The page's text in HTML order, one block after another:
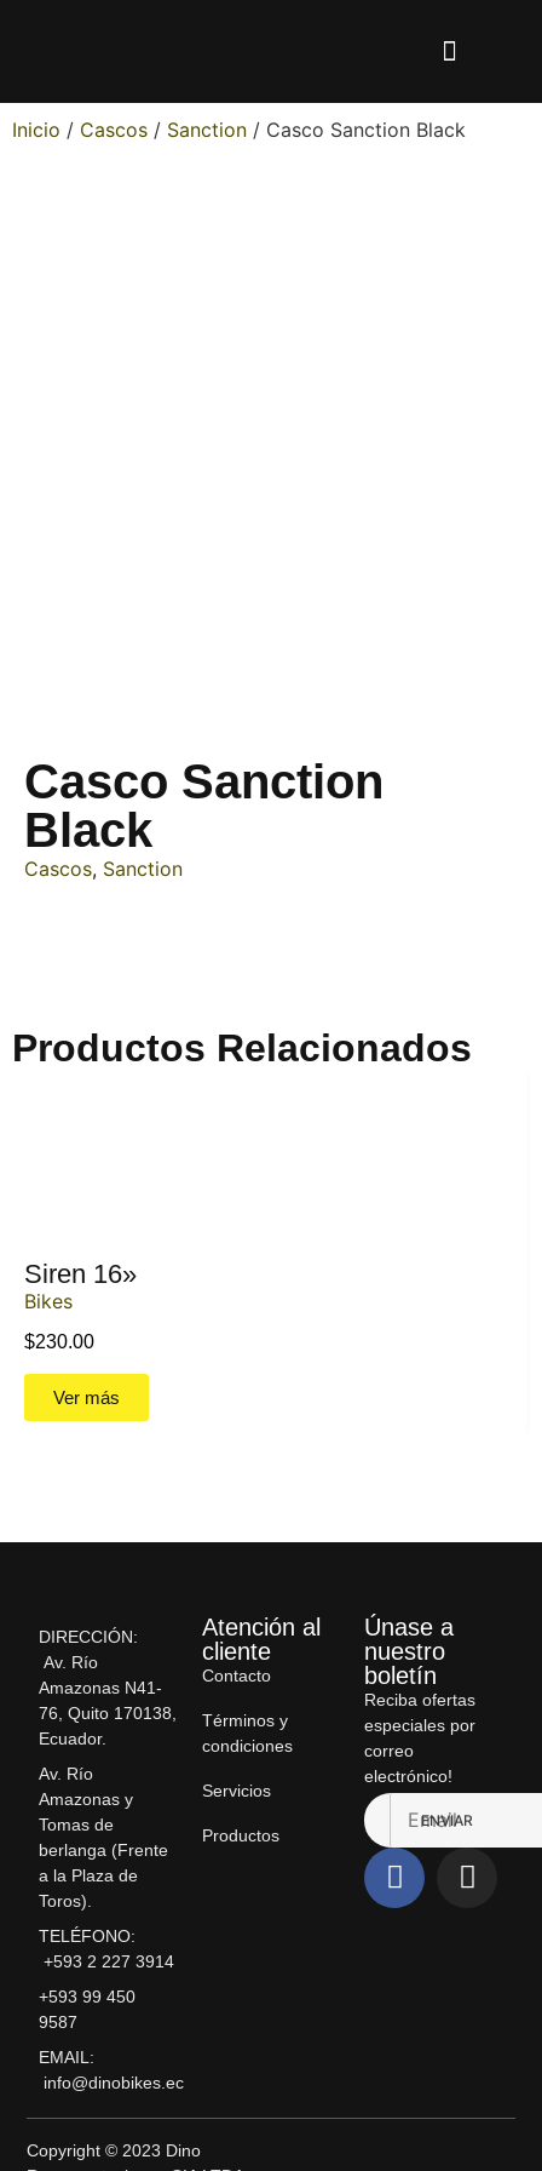
Inicio / Cascos / Sanction / Casco Sanction Black
Casco Sanction
Black
Cascos, Sanction
Productos Relacionados
Siren 16»
Bikes
$230.00
Ver más
DIRECCIÓN:
Av. Río
Amazonas N41-
76, Quito 170138,
Ecuador.
Av. Río
Amazonas y
Tomas de
berlanga (Frente
a la Plaza de
Toros).
TELÉFONO:
+593 2 227 3914
+593 99 450
9587
EMAIL:
info@dinobikes.ec
Atención al
cliente
Contacto
Términos y
condiciones
Servicios
Productos
Únase a
nuestro
boletín
Reciba ofertas
especiales por
correo
electrónico!
ENVIAR
Copyright © 2023 Dino